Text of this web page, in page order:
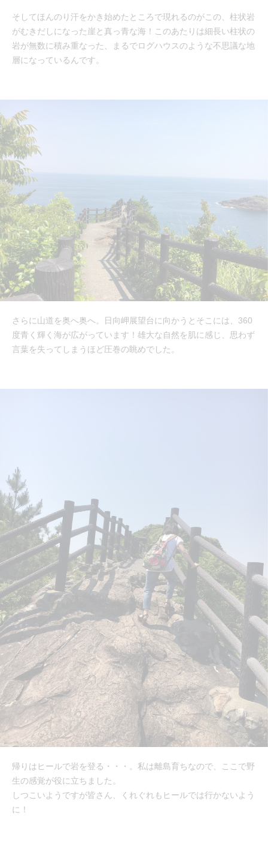
そしてほんのり汗をかき始めたところで現れるのがこの、柱状岩
がむきだしになった崖と真っ青な海！このあたりは細長い柱状の
岩が無数に積み重なった、まるでログハウスのような不思議な地
層になっているんです。
さらに山道を奥へ奥へ。日向岬展望台に向かうとそこには、360
度青く輝く海が広がっています！雄大な自然を肌に感じ、思わず
言葉を失ってしまうほど圧巻の眺めでした。
帰りはヒールで岩を登る・・・。私は離島育ちなので、ここで野
生の感覚が役に立ちました。
しつこいようですが皆さん、くれぐれもヒールでは行かないよう
に！